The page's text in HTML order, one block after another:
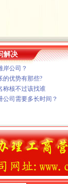
）
商注册）
）
解决
岸公司？
的优势有那些?
称核不过该找谁
公司需要多长时间？